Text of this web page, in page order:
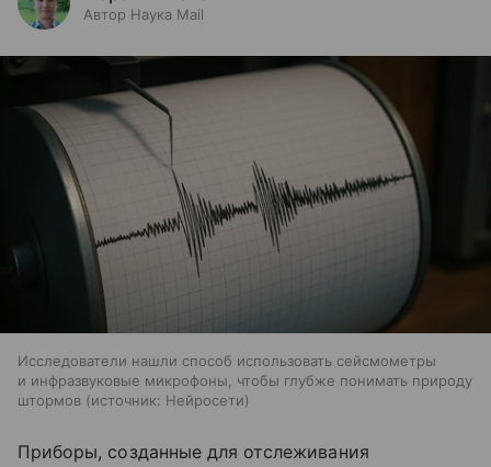
Автор Наука Mail
Исследователи нашли способ использовать сейсмометры
и инфразвуковые микрофоны, чтобы глубже понимать природу
штормов
источник: Нейросети
Приборы, созданные для отслеживания